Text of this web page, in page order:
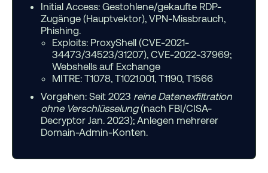
Initial Access:Gestohlene/gekaufte RDP-
Zugänge (Hauptvektor), VPN-Missbrauch,
Phishing.
Exploits: ProxyShell (CVE-2021-
34473/34523/31207), CVE-2022-37969;
Webshells auf Exchange
MITRE: T1078, T1021.001, T1190, T1566
Vorgehen:Seit 2023 reine Datenexfiltration
ohne Verschlüsselung(nach FBI/CISA-
Decryptor Jan. 2023); Anlegen mehrerer
Domain-Admin-Konten.